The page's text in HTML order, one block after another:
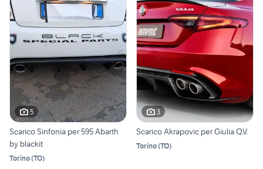
5
Scarico Sinfonia per 595 Abarth
by blackit
Torino(TO)
3
Scarico Akrapovic per Giulia Q.V.
Torino(TO)